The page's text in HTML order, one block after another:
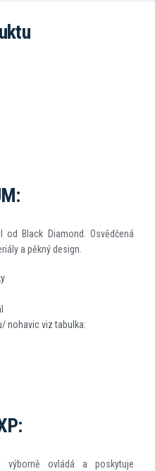
Black Diamond. Osvědčená
a pěkný design.
nohavic viz tabulka:
výborně ovládá a poskytuje